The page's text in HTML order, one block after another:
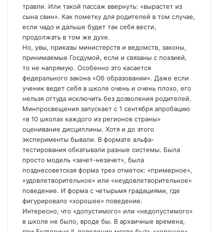
травли. Или такой пассаж ввернуть: «вырастет из
сына свин». Как пометку для родителей в том случае,
если чадо и дальше будет так себя вести,
продолжать в том же духе.
Но, увы, приказы министерств и ведомств, законы,
принимаемые Госдумой, если и связаны с поэзией,
то не напрямую. Особенно это касается
федерального закона «Об образовании». Даже если
ученик ведет себя в школе очень и очень плохо, его
нельзя оттуда исключить без дозволения родителей.
Минпросвещения запускает с 1 сентября апробацию
«в 10 школах каждого из регионов страны»
оценивание дисциплины. Хотя и до этого
эксперименты бывали. В формате альфа-
тестирования обкатывали разные системы. Была
просто модель «зачет-незачет», была
позднесоветская форма трех отметок: «примерное»,
«удовлетворительное» или «неудовлетворительное»
поведение. И форма с четырьмя градациями, где
фигурировало «хорошее» поведение.
Интересно, что «допустимого» или «недопустимого»
в школе не было, вроде бы. В архаичные времена,